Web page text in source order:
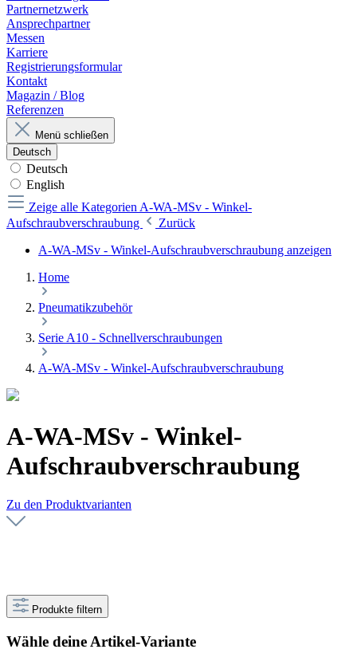
Partnernetzwerk
Ansprechpartner
Messen
Karriere
Registrierungsformular
Kontakt
Magazin / Blog
Referenzen
Menü schließen
Deutsch
Deutsch
English
Zeige alle Kategorien A-WA-MSv - Winkel-
Aufschraubverschraubung
Zurück
A-WA-MSv - Winkel-Aufschraubverschraubung anzeigen
Home
Pneumatikzubehör
Serie A10 - Schnellverschraubungen
A-WA-MSv - Winkel-Aufschraubverschraubung
A-WA-MSv - Winkel-
Aufschraubverschraubung
Zu den Produktvarianten
Produkte filtern
Wähle deine Artikel-Variante